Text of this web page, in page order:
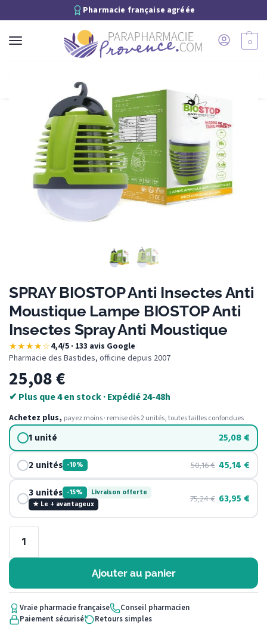
Pharmacie française agréée
0
SPRAY BIOSTOP Anti Insectes Anti
Moustique Lampe BIOSTOP Anti
Insectes Spray Anti Moustique
★★★★☆4,4/5 · 133 avis Google·
Pharmacie des Bastides, officine depuis 2007
25,08€
✔ Plus que 4 en stock · Expédié 24-48h
Achetez plus, payez moins · remise dès 2 unités, toutes tailles confondues
1 unité 25,08 €
2 unités -10% 50,16€ 45,14 €
3 unités -15%
Livraison offerte
★ Le + avantageux
75,24€ 63,95 €
Ajouter au panier
Vraie pharmacie française
Conseil pharmacien
Paiement sécurisé
Retours simples